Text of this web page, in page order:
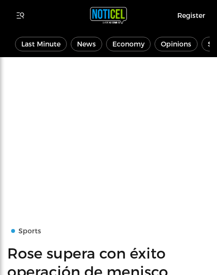
Register
Last Minute News Economy Opinions
Sports
Rose supera con éxito
operación de menisco